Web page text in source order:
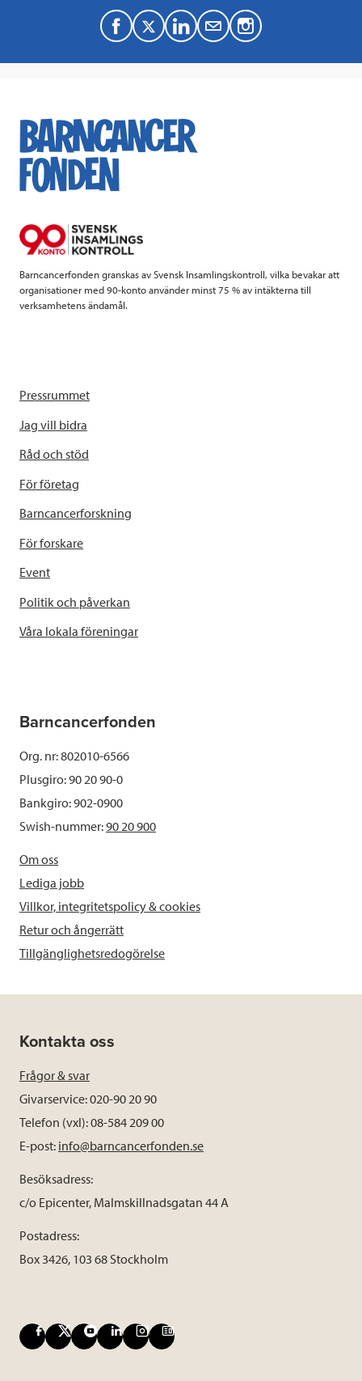
F
a
e
b
k
T
w
t
t
L
i
k
e
M
a
Barncancerfonden granskas av Svensk Insamlingskontroll, vilka bevakar att
organisationer med 90-konto använder minst 75 % av intäkterna till
verksamhetens ändamål.
Pressrummet
Jag vill bidra
Råd och stöd
För företag
Barncancerforskning
För forskare
Event
Politik och påverkan
Våra lokala föreningar
Barncancerfonden
Org. nr: 802010-6566
Plusgiro: 90 20 90-0
Bankgiro: 902-0900
Swish-nummer:90 20 900
Om oss
Lediga jobb
Villkor, integritetspolicy & cookies
Retur och ångerrätt
Tillgänglighetsredogörelse
Kontakta oss
Frågor & svar
Givarservice: 020-90 20 90
Telefon (vxl): 08-584 209 00
E-post: info@barncancerfonden.se
Besöksadress:
c/o Epicenter, Malmskillnadsgatan 44 A
Postadress:
Box 3426, 103 68 Stockholm
F
X
Y
L
I
B